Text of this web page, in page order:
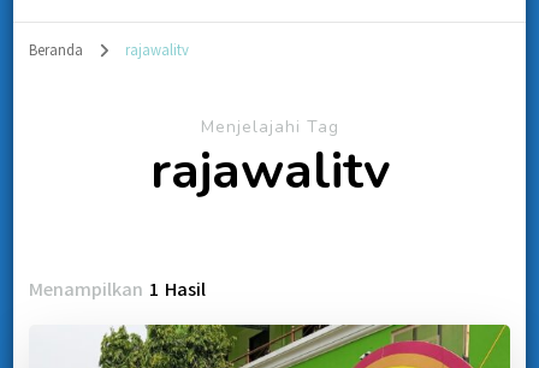
Beranda rajawalitv
Menjelajahi Tag
rajawalitv
Menampilkan 1 Hasil